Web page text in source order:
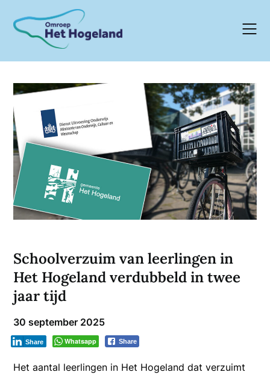
content
Schoolverzuim van leerlingen in
Het Hogeland verdubbeld in twee
jaar tijd
30 september 2025
Whatsapp Share
Share
Het aantal leerlingen in Het Hogeland dat verzuimt